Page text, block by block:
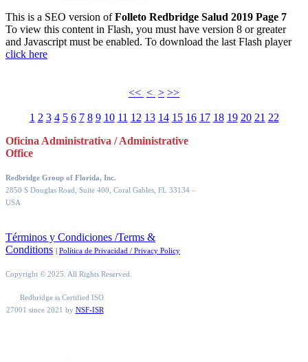
This is a SEO version ofFolleto Redbridge Salud 2019 Page 7
To view this content in Flash, you must have version 8 or greater
and Javascript must be enabled. To download the last Flash player
click here
<< < > >>
1 2 3 4 5 6 7 8 9 10 11 12 13 14 15 16 17 18 19 20 21 22
Oficina Administrativa / Administrative
Office
Redbridge Group of Florida, Inc.
2850 S Douglas Road, Suite 400, Coral Gables, FL 33134 –
USA
Términos y Condiciones /Terms &
Conditions | Política de Privacidad / Privacy Policy
Copyright © 2025. All Rights Reserved.
Redbridge is Certified ISO
27001 since 2021 by NSF-ISR